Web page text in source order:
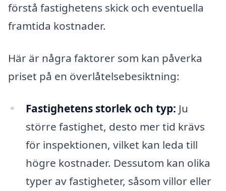
förstå fastighetens skick och eventuella
framtida kostnader.
Här är några faktorer som kan påverka
priset på en överlåtelsebesiktning:
Fastighetens storlek och typ: Ju
större fastighet, desto mer tid krävs
för inspektionen, vilket kan leda till
högre kostnader. Dessutom kan olika
typer av fastigheter, såsom villor eller